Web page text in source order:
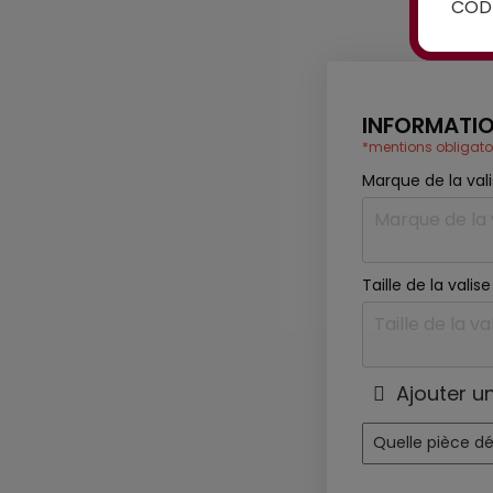
*mentions
Marque de la
Taille de la
Ajouter